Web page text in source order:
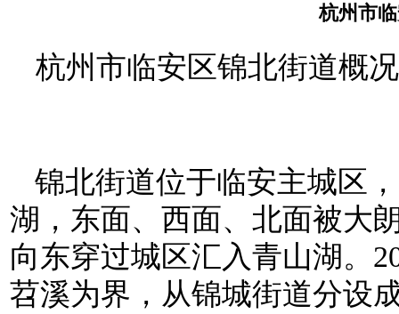
杭州市
杭州市临安区锦北街道概况
锦北街道位于临安主城区
湖，东面、西面、北面被大
向东穿过城区汇入青山湖。
苕溪为界，从锦城街道分设